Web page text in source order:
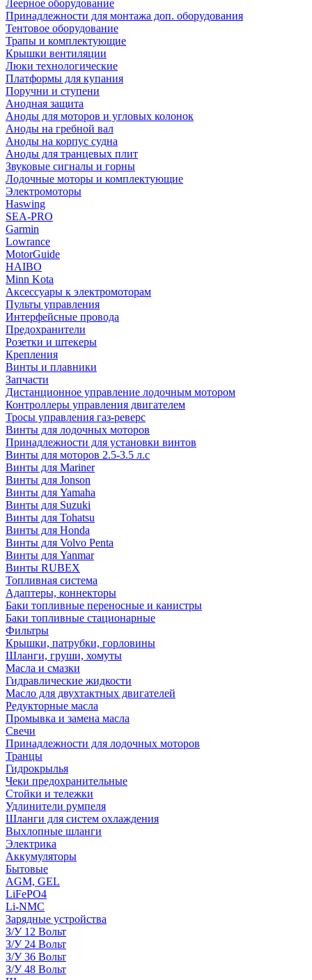
Леерное оборудование
Принадлежности для монтажа доп. оборудования
Тентовое оборудование
Трапы и комплектующие
Крышки вентиляции
Люки технологические
Платформы для купания
Поручни и ступени
Анодная защита
Аноды для моторов и угловых колонок
Аноды на гребной вал
Аноды на корпус судна
Аноды для транцевых плит
Звуковые сигналы и горны
Лодочные моторы и комплектующие
Электромоторы
Haswing
SEA-PRO
Garmin
Lowrance
MotorGuide
HAIBO
Minn Kota
Аксессуары к электромоторам
Пульты управления
Интерфейсные провода
Предохранители
Розетки и штекеры
Крепления
Винты и плавники
Запчасти
Дистанционное управление лодочным мотором
Контроллеры управления двигателем
Тросы управления газ-реверс
Винты для лодочных моторов
Принадлежности для установки винтов
Винты для моторов 2.5-3.5 л.с
Винты для Mariner
Винты для Jonson
Винты для Yamaha
Винты для Suzuki
Винты для Tohatsu
Винты для Honda
Винты для Volvo Penta
Винты для Yanmar
Винты RUBEX
Топливная система
Адаптеры, коннекторы
Баки топливные переносные и канистры
Баки топливные стационарные
Фильтры
Крышки, патрубки, горловины
Шланги, груши, хомуты
Масла и смазки
Гидравлические жидкости
Масло для двухтактных двигателей
Редукторные масла
Промывка и замена масла
Свечи
Принадлежности для лодочных моторов
Транцы
Гидрокрылья
Чеки предохранительные
Стойки и тележки
Удлинители румпеля
Шланги для систем охлаждения
Выхлопные шланги
Электрика
Аккумуляторы
Бытовые
AGM, GEL
LiFePO4
Li-NMC
Зарядные устройства
З/У 12 Вольт
З/У 24 Вольт
З/У 36 Вольт
З/У 48 Вольт